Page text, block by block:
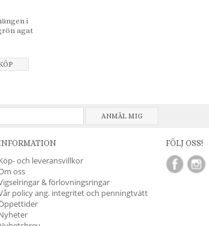
i
agat
ANMÄL MIG
och leveransvillkor
oss
& förlovningsringar
policy ang. integritet och penningtvätt
FÖLJ OSS!